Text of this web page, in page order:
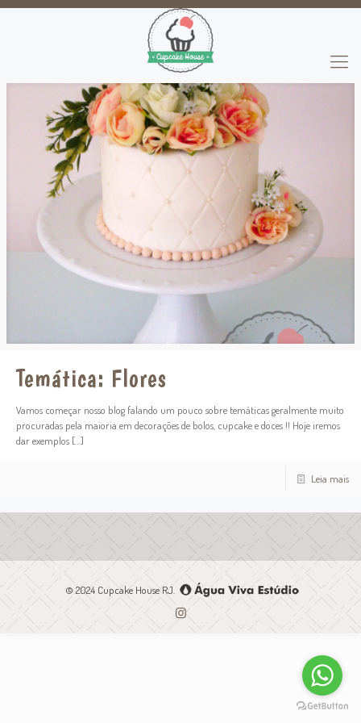
Temática: Flores
Vamos começar nosso blog falando um pouco sobre temáticas geralmente muito
procuradas pela maioria em decorações de bolos, cupcake e doces !! Hoje iremos
dar exemplos […]
Leia mais
© 2024 Cupcake House RJ.